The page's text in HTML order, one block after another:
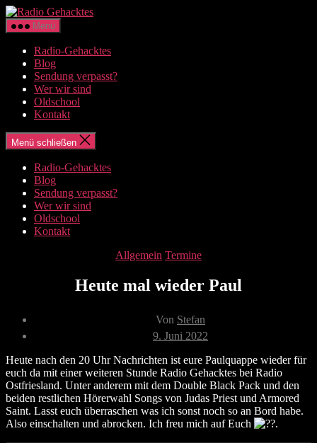
Zum
Inhalt
springen
Radio
Menü
Radio-Gehacktes
Blog
Sendung verpasst?
Wer wir sind
Oldschool
Kontakt
Menü schließen
Radio-Gehacktes
Blog
Sendung verpasst?
Wer wir sind
Oldschool
Kontakt
Kategorien
Allgemein Termine
Heute mal wieder Paul
Beitragsautor
Von Stefan
Veröffentlichungsdatum
9. Juni 2022
Heute nach den 20 Uhr Nachrichten ist eure Paulquappe wieder für
euch da mit einer weiteren Stunde Radio Gehacktes bei Radio
Ostfriesland. Unter anderem mit dem Double Black Pack und den
beiden restlichen Hörerwahl Songs von Judas Priest und Armored
Saint. Lasst euch überraschen was ich sonst noch so an Bord habe.
Also einschalten und abrocken. Ich freu mich auf Euch
.